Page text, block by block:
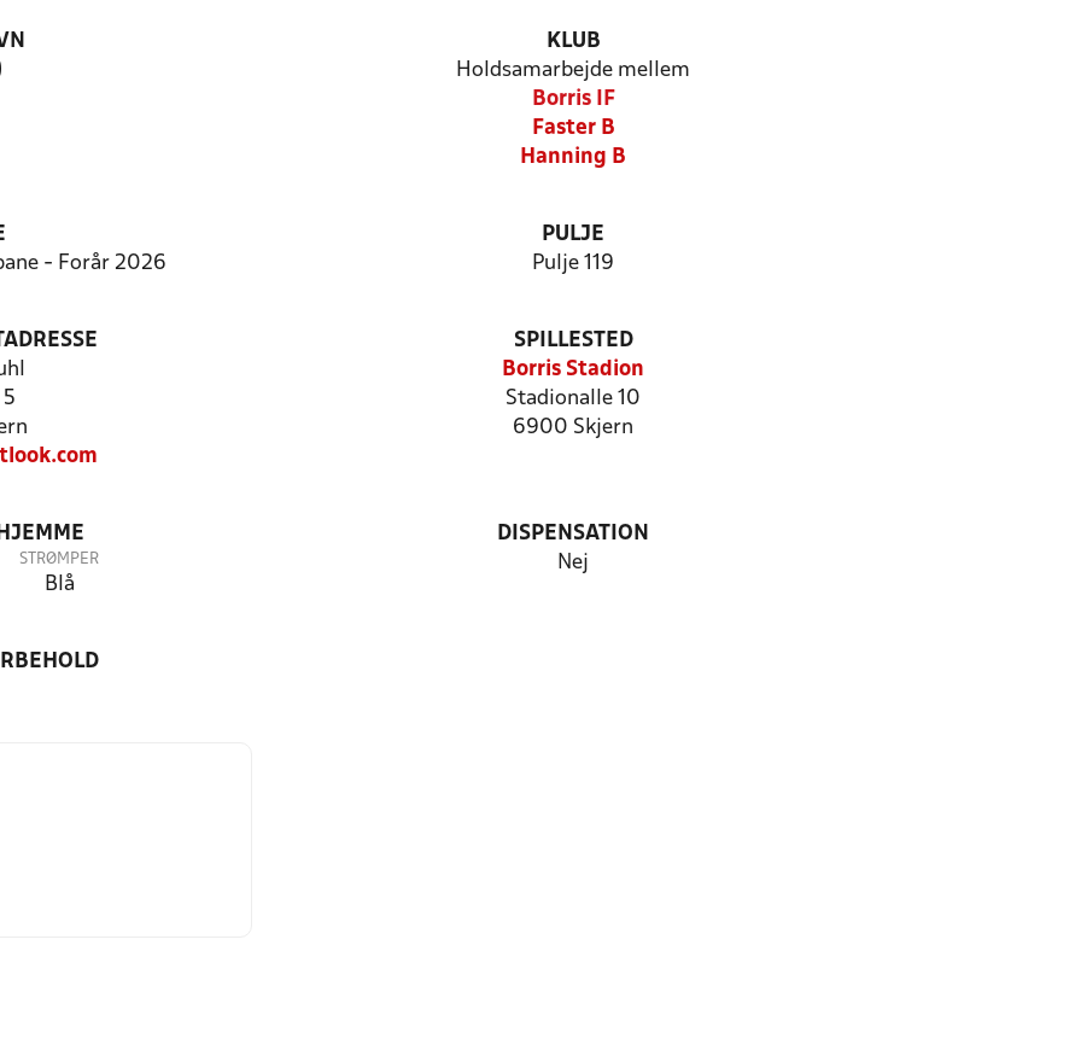
KLUB
Holdsamarbejde mellem
Borris IF
Faster B
Hanning B
- Forår 2026
PULJE
Pulje 119
SPILLESTED
Borris Stadion
Stadionalle 10
6900 Skjern
STRØMPER
Blå
DISPENSATION
Nej